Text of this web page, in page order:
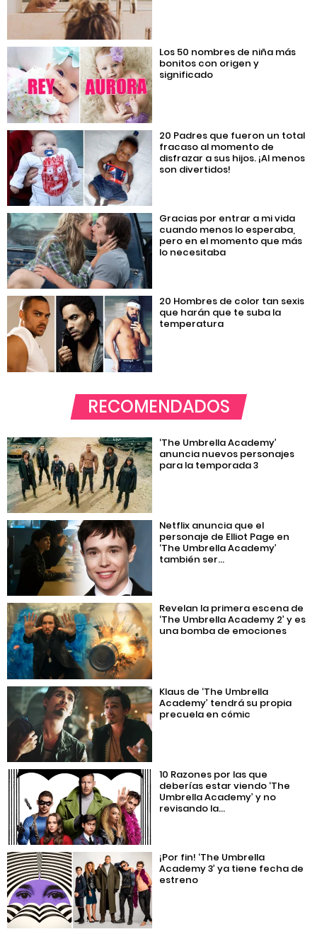
Los 50 nombres de niña más
bonitos con origen y
significado
20 Padres que fueron un total
fracaso al momento de
disfrazar a sus hijos. ¡Al menos
son divertidos!
Gracias por entrar a mi vida
cuando menos lo esperaba,
pero en el momento que más
lo necesitaba
20 Hombres de color tan sexis
que harán que te suba la
temperatura
RECOMENDADOS
‘The Umbrella Academy’
anuncia nuevos personajes
para la temporada 3
Netflix anuncia que el
personaje de Elliot Page en
‘The Umbrella Academy’
también ser...
Revelan la primera escena de
‘The Umbrella Academy 2’ y es
una bomba de emociones
Klaus de ‘The Umbrella
Academy’ tendrá su propia
precuela en cómic
10 Razones por las que
deberías estar viendo ‘The
Umbrella Academy’ y no
revisando la...
¡Por fin! ‘The Umbrella
Academy 3’ ya tiene fecha de
estreno